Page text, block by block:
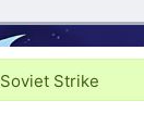
Soviet Strike